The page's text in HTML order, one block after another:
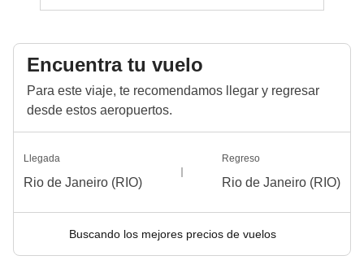
Encuentra tu vuelo
Para este viaje, te recomendamos llegar y regresar
desde estos aeropuertos.
Llegada
Rio de Janeiro (RIO)
Regreso
Rio de Janeiro (RIO)
Buscando los mejores precios de vuelos